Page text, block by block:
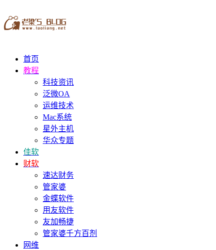
首页
教程
科技资讯
泛微OA
运维技术
Mac系统
星外主机
华众专题
佳软
财软
速达财务
管家婆
金蝶软件
用友软件
友加畅捷
管家婆千方百剂
网维